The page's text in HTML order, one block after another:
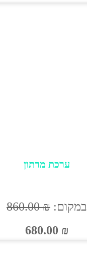
ערכת מרתון
במקום: 860.00₪
680.00 ₪